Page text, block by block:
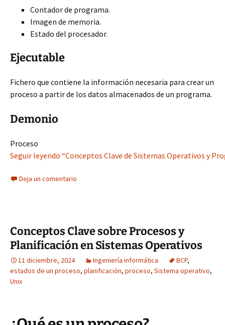
Contador de programa.
Imagen de memoria.
Estado del procesador.
Ejecutable
Fichero que contiene la información necesaria para crear un
proceso a partir de los datos almacenados de un programa.
Demonio
Proceso
Seguir leyendo “Conceptos Clave de Sistemas Operativos y
Deja un comentario
Conceptos Clave sobre Procesos y
Planificación en Sistemas Operativos
11 diciembre, 2024 Ingeniería informática BCP,
estados de un proceso, planificación, proceso, Sistema operativo,
Unix